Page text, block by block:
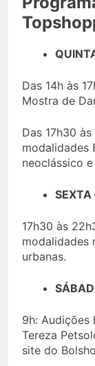
Das 14h às
Mostra de
Das 17h30
modalidades
neoclássico
17h30 às
modalidades
urbanas.
9h: Audições
Tereza
site do